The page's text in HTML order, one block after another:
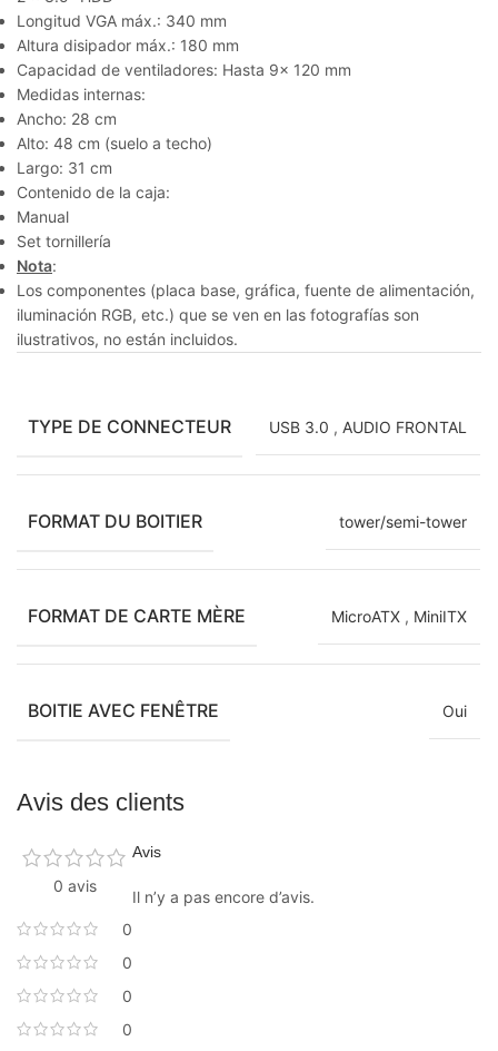
Longitud VGA máx.: 340 mm
Altura disipador máx.: 180 mm
Capacidad de ventiladores: Hasta 9x 120 mm
Medidas internas:
Ancho: 28 cm
Alto: 48 cm (suelo a techo)
Largo: 31 cm
Contenido de la caja:
Manual
Set tornillería
Nota:
Los componentes (placa base, gráfica, fuente de alimentación,
iluminación RGB, etc.) que se ven en las fotografías son
ilustrativos, no están incluidos.
TYPE DE CONNECTEUR USB 3.0 , AUDIO FRONTAL
FORMAT DU BOITIER tower/semi-tower
FORMAT DE CARTE MÈRE MicroATX , MiniITX
BOITIE AVEC FENÊTRE Oui
Avis des clients
0 avis
0
0
0
0
Avis
Il n’y a pas encore d’avis.